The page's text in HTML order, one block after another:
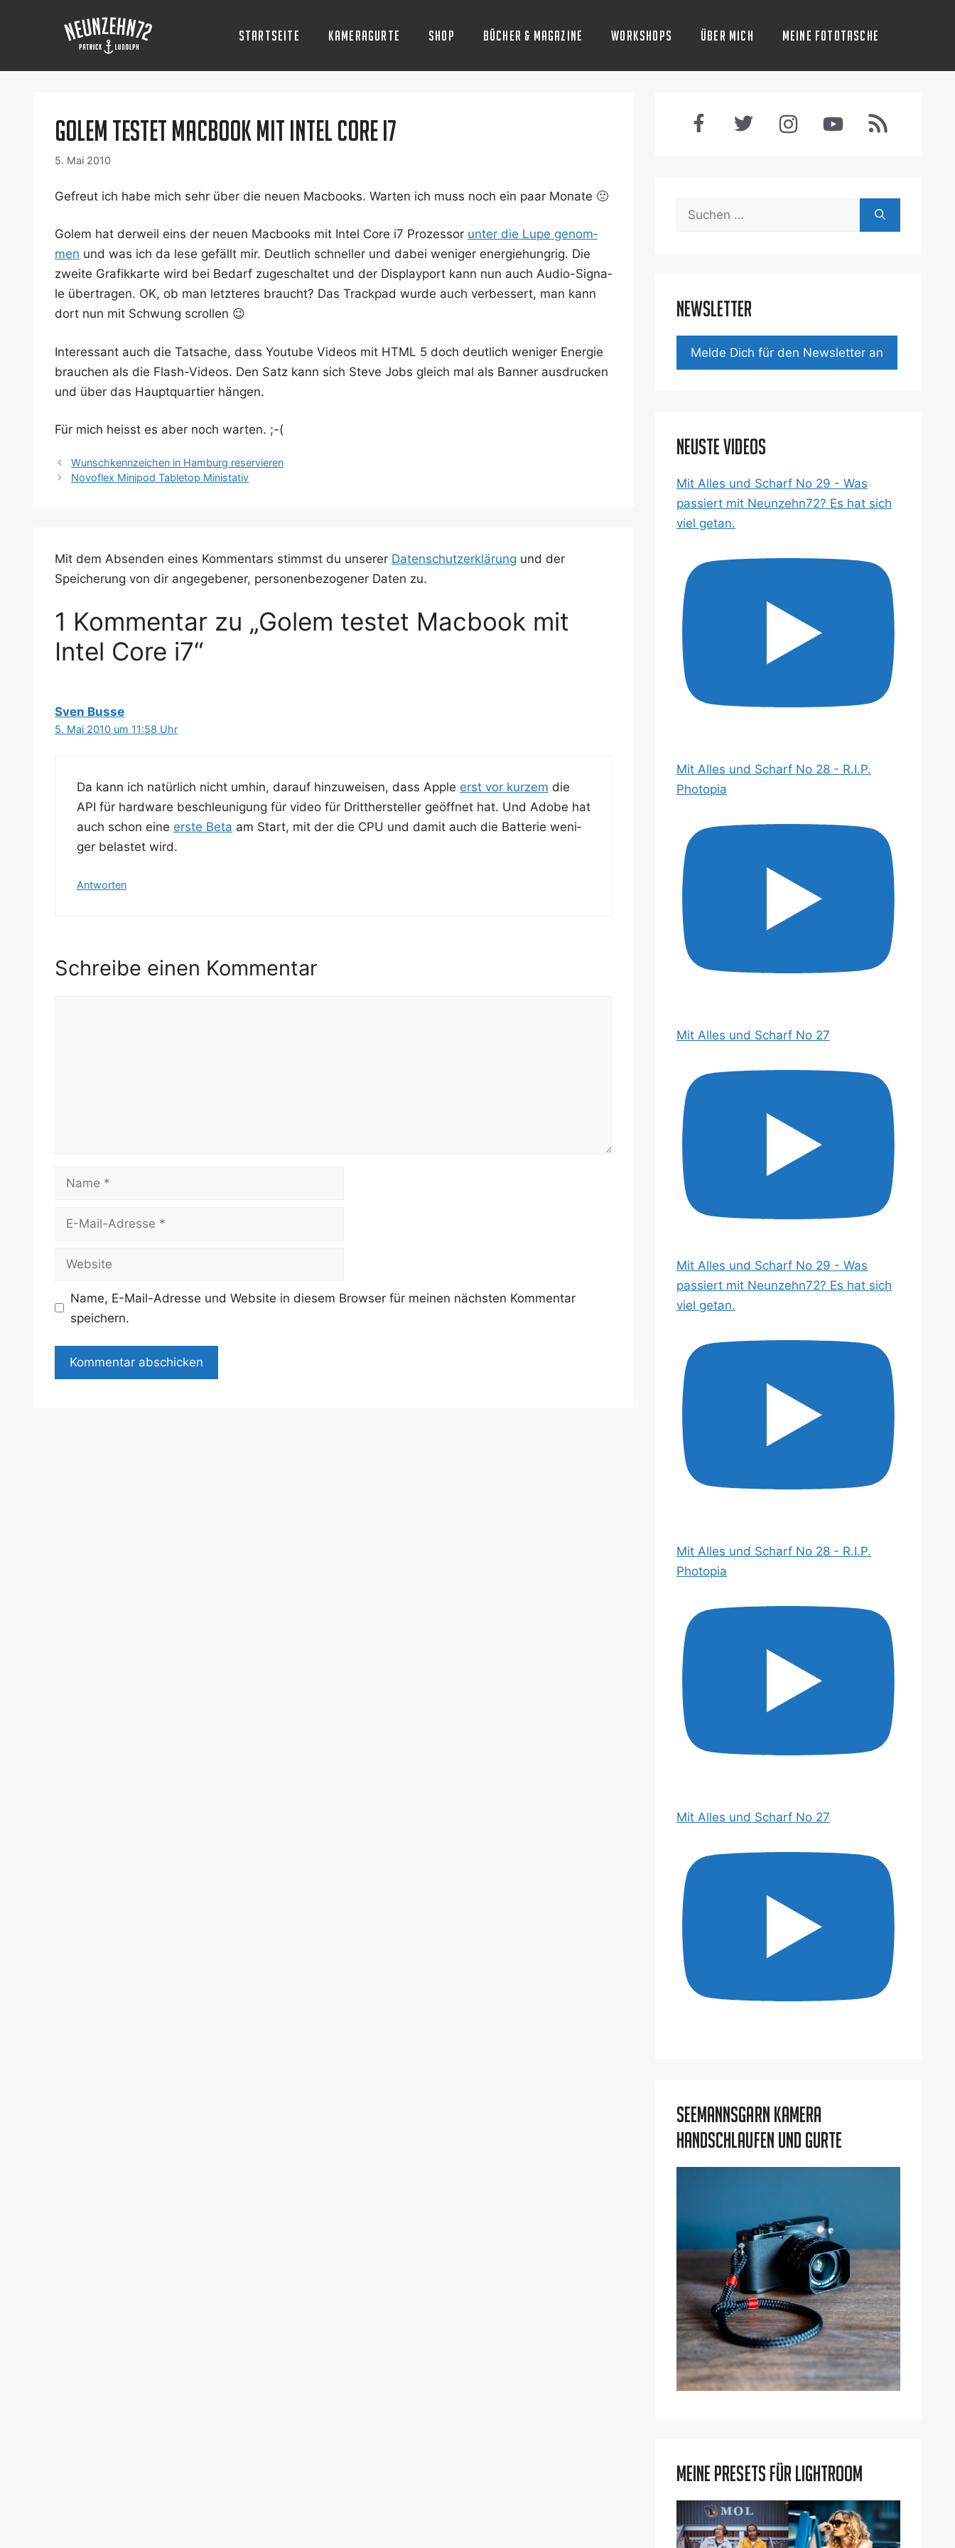
Startseite Kameragurte Shop Bücher & Magazine Workshops Über mich Meine Fototasche
Golem testet Macbook mit Intel Core i7
5. Mai 2010
Gefreut ich habe mich sehr über die neu­en Mac­books. War­ten ich muss noch ein paar Monate 🙁
Golem hat der­weil eins der neu­en Mac­books mit Intel Core i7 Pro­zes­sor unter die Lupe genom­
men und was ich da lese gefällt mir. Deut­lich schnel­ler und dabei weni­ger ener­gie­hung­rig. Die
zwei­te Gra­fik­kar­te wird bei Bedarf zuge­schal­tet und der Dis­play­po­rt kann nun auch Audio-Signa­
le über­tra­gen. OK, ob man letz­te­res braucht? Das Track­pad wur­de auch ver­bes­sert, man kann
dort nun mit Schwung scrollen 😉
Inter­es­sant auch die Tat­sa­che, dass You­tube Vide­os mit HTML 5 doch deut­lich weni­ger Ener­gie
brau­chen als die Flash-Vide­os. Den Satz kann sich Ste­ve Jobs gleich mal als Ban­ner aus­dru­cken
und über das Haupt­quar­tier hängen.
Für mich heisst es aber noch warten. ;-(
Wunschkennzeichen in Hamburg reservieren
Novoflex Minipod Tabletop Ministativ
Mit dem Absenden eines Kommentars stimmst du unserer Datenschutzerklärung und der
Speicherung von dir angegebener, personenbezogener Daten zu.
1 Kommentar zu „Golem testet Macbook mit
Intel Core i7“
Sven Busse
5. Mai 2010 um 11:58 Uhr
Da kann ich natür­lich nicht umhin, dar­auf hin­zu­wei­sen, dass Apple erst vor kur­zem die
API für hard­ware beschleu­ni­gung für video für Dritt­her­stel­ler geöff­net hat. Und Ado­be hat
auch schon eine ers­te Beta am Start, mit der die CPU und damit auch die Bat­te­rie weni­
ger belas­tet wird.
Antworten
Schreibe einen Kommentar
Name
Adresse
Website
Name, E-Mail-Adresse und Website in diesem Browser für meinen nächsten Kommentar
speichern.
Suchen
Newsletter
Mel­de Dich für den News­let­ter an
Neuste Videos
Mit Alles und Scharf No 29 - Was
passiert mit Neunzehn72? Es hat sich
viel getan.
Mit Alles und Scharf No 28 - R.I.P.
Photopia
Mit Alles und Scharf No 27
Mit Alles und Scharf No 29 - Was
passiert mit Neunzehn72? Es hat sich
viel getan.
Mit Alles und Scharf No 28 - R.I.P.
Photopia
Mit Alles und Scharf No 27
Seemannsgarn Kamera
Handschlaufen und Gurte
Meine Presets für Lightroom